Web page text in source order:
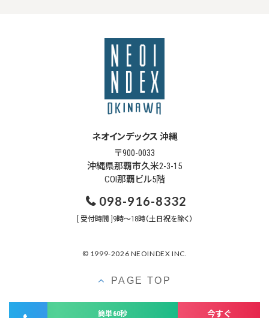
簡単60秒 今すぐ
ネオインデックス 沖縄
〒900-0033
沖縄県那覇市久米2-3-15
COI那覇ビル5階
098-916-8332
[ 受付時間 ]9時～18時（土日祝を除く）
© 1999-2026 NEOINDEX INC.
PAGE TOP